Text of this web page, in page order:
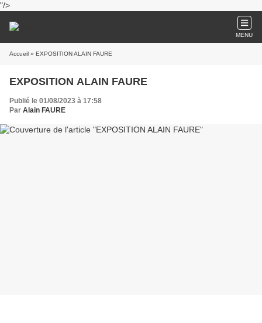
"/>
MENU
Accueil » EXPOSITION ALAIN FAURE
EXPOSITION ALAIN FAURE
Publié le 01/08/2023 à 17:58
Par Alain FAURE